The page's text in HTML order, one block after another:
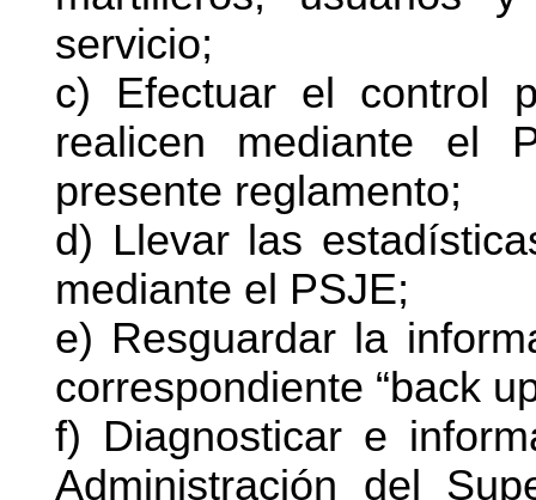
servicio;
c) Efectuar el control
realicen mediante el
presente reglamento;
d) Llevar las
mediante el PSJE;
e) Resguardar la
correspondiente “back
f) Diagnosticar e
Administración del